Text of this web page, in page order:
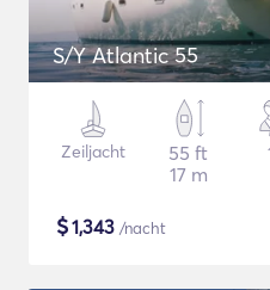
S/Y Atlantic 55
Zeiljacht
55 ft
17 m
$1,343 /nacht